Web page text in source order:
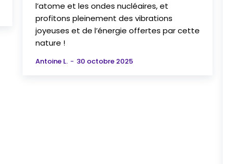
l’atome et les ondes nucléaires, et
profitons pleinement des vibrations
joyeuses et de l’énergie offertes par cette
nature !
Antoine L. - 30 octobre 2025